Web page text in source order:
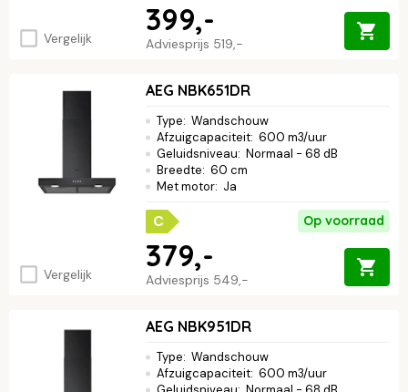
Vergelijk Adviesprijs 519,-
399,-
Vergelijk
AEG NBK651DR
Type: Wandschouw
Afzuigcapaciteit: 600 m3/uur
Geluidsniveau: Normaal - 68 dB
Breedte: 60 cm
Met motor: Ja
C Op voorraad
Adviesprijs 549,-
379,-
AEG NBK951DR
Type: Wandschouw
Afzuigcapaciteit: 600 m3/uur